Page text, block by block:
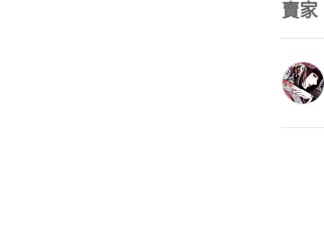
賣家